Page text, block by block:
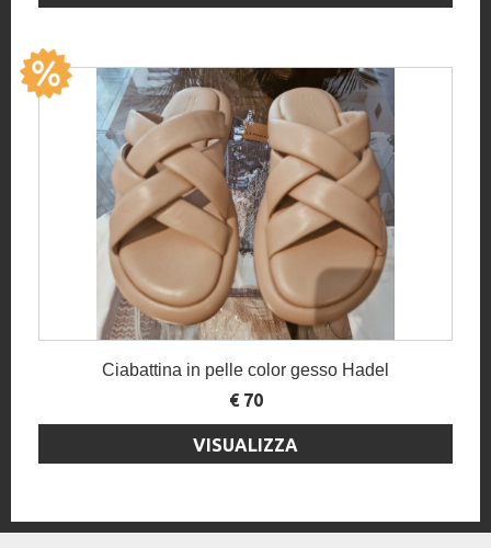
Ciabattina in pelle color gesso Hadel
€ 70
VISUALIZZA